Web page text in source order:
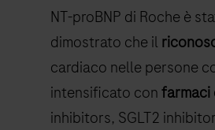
NT-proBNP di Roche è
dimostrato che il
cardiaco nelle persone
intensificato con
inhibitors, SGLT2